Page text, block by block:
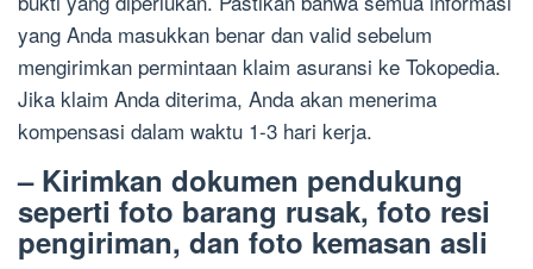
yang Anda masukkan benar dan valid sebelum
mengirimkan permintaan klaim asuransi ke Tokopedia.
Jika klaim Anda diterima, Anda akan menerima
kompensasi dalam waktu 1-3 hari kerja.
– Kirimkan dokumen pendukung
seperti foto barang rusak, foto resi
pengiriman, dan foto kemasan asli